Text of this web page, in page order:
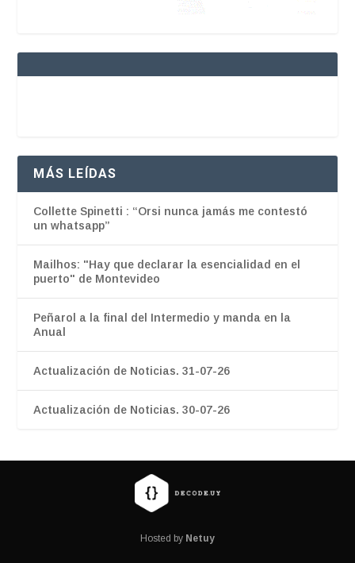
MÁS LEÍDAS
Collette Spinetti : “Orsi nunca jamás me contestó
un whatsapp”
Mailhos: "Hay que declarar la esencialidad en el
puerto" de Montevideo
Peñarol a la final del Intermedio y manda en la
Anual
Actualización de Noticias. 31-07-26
Actualización de Noticias. 30-07-26
Hosted by Netuy